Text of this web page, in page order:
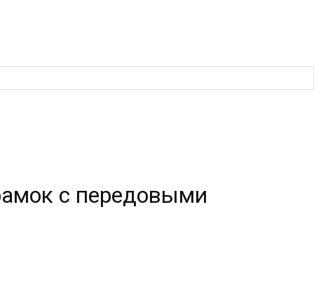
с передовыми